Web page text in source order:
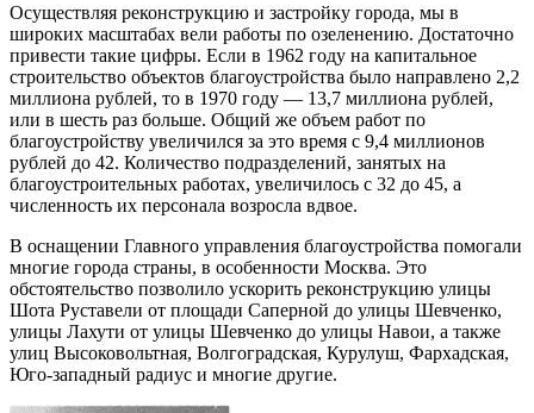
Осуществляя реконструкцию и застройку города, мы в
широких масштабах вели работы по озеленению. Достаточно
привести такие цифры. Если в 1962 году на капитальное
строительство объектов благоустройст­ва было направлено 2,2
миллиона рублей, то в 1970 году — 13,7 миллиона рублей,
или в шесть раз больше. Общий же объем работ по
благоустройству увеличил­ся за это время с 9,4 миллионов
рублей до 42. Коли­чество подразделений, занятых на
благоустроительных работах, увеличилось с 32 до 45, а
численность их персонала возросла вдвое.
В оснащении Главного управления благоустройства помогали
многие города страны, в особенности Моск­ва. Это
обстоятельство позволило ускорить реконструк­цию улицы
Шота Руставели от площади Саперной до улицы Шевченко,
улицы Лахути от улицы Шевченко до улицы Навои, а также
улиц Высоковольтная, Волгоградская, Курулуш, Фархадская,
Юго-запад­ный радиус и многие другие.